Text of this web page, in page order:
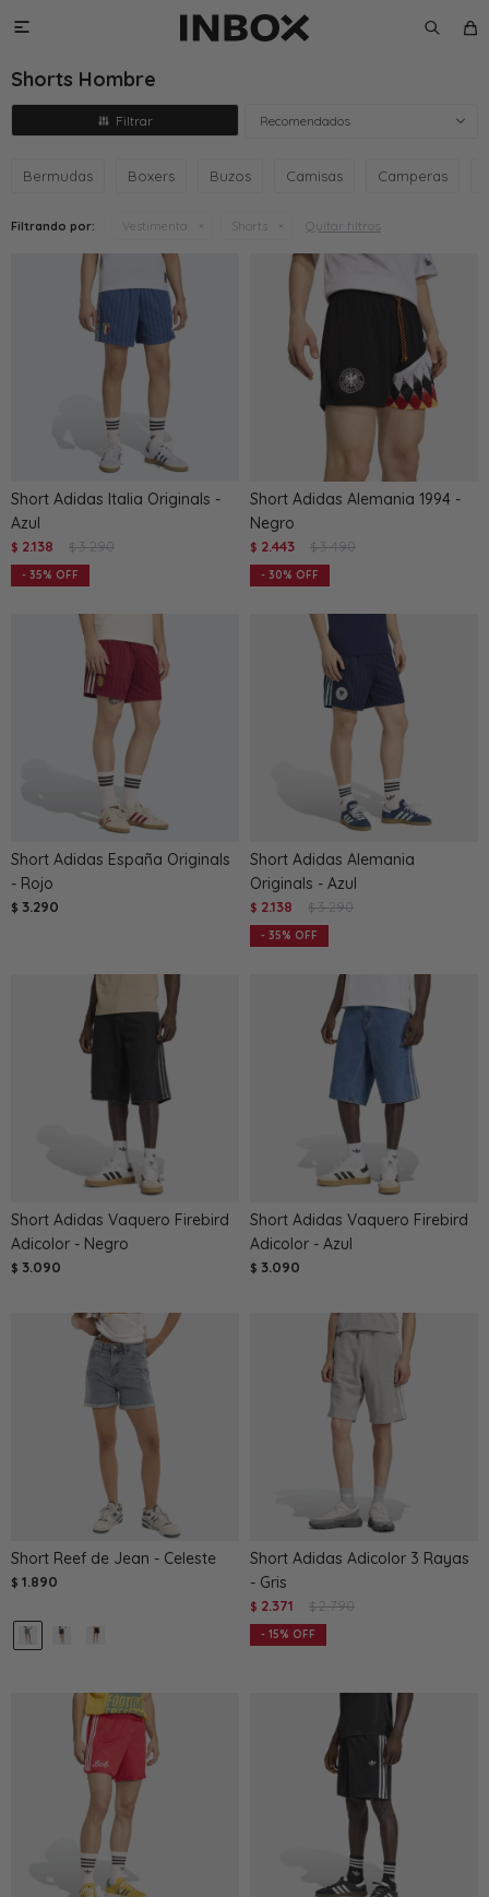

Shorts Hombre
Recomendados
Bermudas Boxers Buzos Camisas Camperas
Filtrando por: Vestimenta Shorts Quitar filtros
Short Adidas Italia Originals -
Azul
$ 2.138 $ 3.290
35
Short Adidas Alemania 1994 -
Negro
$ 2.443 $ 3.490
30
Short Adidas España Originals
- Rojo
$ 3.290
Short Adidas Alemania
Originals - Azul
$ 2.138 $ 3.290
35
Short Adidas Vaquero Firebird
Adicolor - Negro
$ 3.090
Short Adidas Vaquero Firebird
Adicolor - Azul
$ 3.090
Short Reef de Jean - Celeste
$ 1.890
Short Adidas Adicolor 3 Rayas
- Gris
$ 2.371 $ 2.790
15